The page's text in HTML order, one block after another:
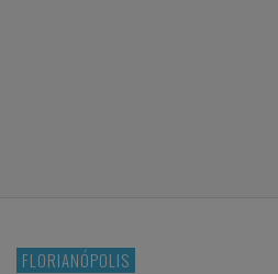
FLORIANÓPOLIS